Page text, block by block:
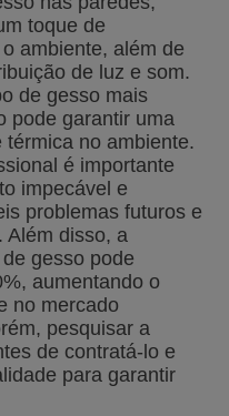
toque de
ambiente, além de
de luz e som.
de gesso mais
pode garantir uma
no ambiente.
é importante
impecável e
problemas futuros e
Além disso, a
gesso pode
aumentando o
no mercado
pesquisar a
de contratá-lo e
para garantir